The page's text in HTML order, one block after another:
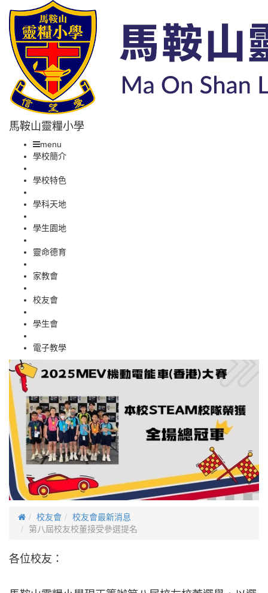
馬鞍山靈糧小學
menu
學校簡介
學校特色
學科天地
學生園地
靈命德育
家教會
校友會
學生會
電子教學
校友會
校友會最新消息
第八屆校友校董接受參選提名
各位校友：